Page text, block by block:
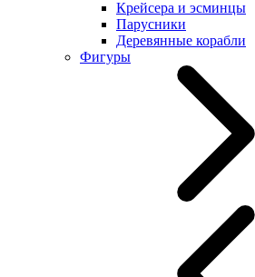
Крейсера и эсминцы
Парусники
Деревянные корабли
Фигуры